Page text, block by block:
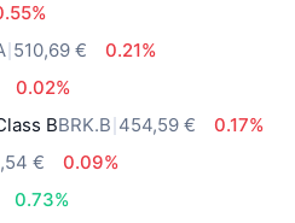
510,69 €
0.21%
0.02%
BBRK.B 454,59 €
0.17%
€
0.09%
0.73%